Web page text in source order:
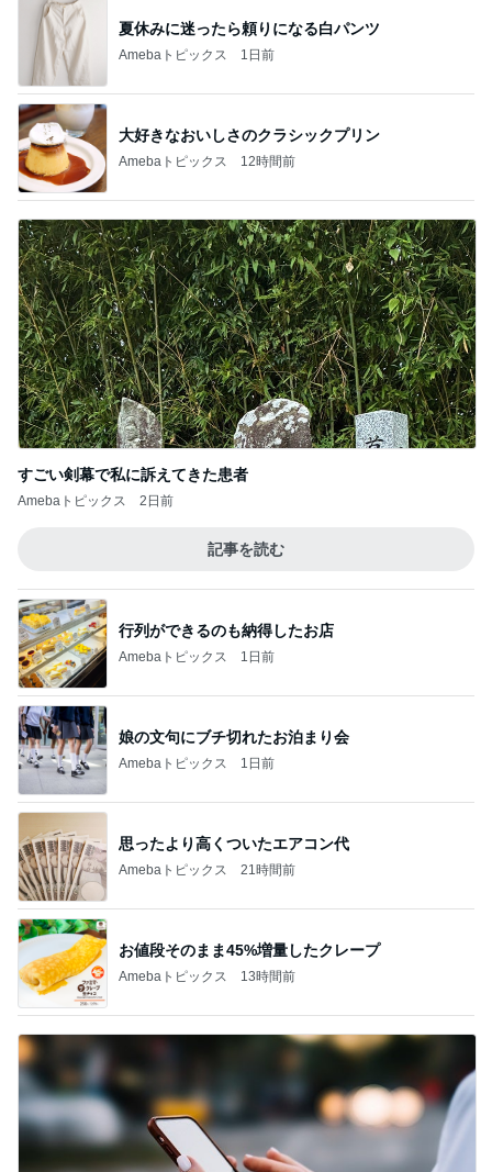
夏休みに迷ったら頼りになる白パンツ
Amebaトピックス 1日前
大好きなおいしさのクラシックプリン
Amebaトピックス 12時間前
すごい剣幕で私に訴えてきた患者
Amebaトピックス 2日前
記事を読む
行列ができるのも納得したお店
Amebaトピックス 1日前
娘の文句にブチ切れたお泊まり会
Amebaトピックス 1日前
思ったより高くついたエアコン代
Amebaトピックス 21時間前
お値段そのまま45%増量したクレープ
Amebaトピックス 13時間前